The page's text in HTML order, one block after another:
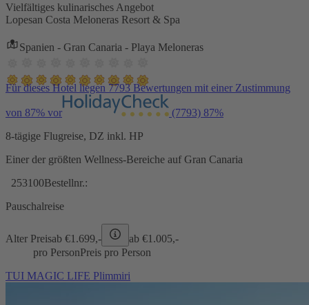
Vielfältiges kulinarisches Angebot
Lopesan Costa Meloneras Resort & Spa
Spanien - Gran Canaria - Playa Meloneras
Für dieses Hotel liegen 7793 Bewertungen mit einer Zustimmung
von 87% vor (7793) 87%
8-tägige Flugreise, DZ inkl. HP
Einer der größten Wellness-Bereiche auf Gran Canaria
253100Bestellnr.:
Pauschalreise
Alter Preisab €1.699,- ab €1.005,-
pro PersonPreis pro Person
TUI MAGIC LIFE Plimmiri